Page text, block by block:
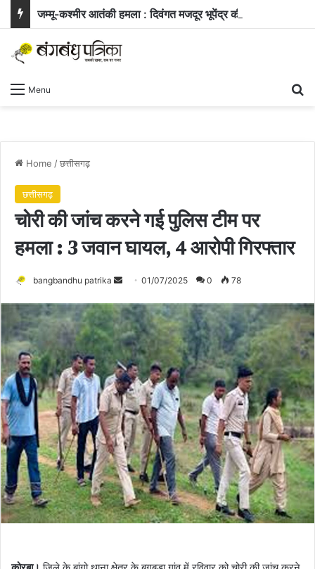
Menu
Home /छत्तीसगढ़
छत्तीसगढ़
चोरी की जांच करने गई पुलिस टीम पर
हमला : 3 जवान घायल, 4 आरोपी गिरफ्तार
bangbandhu patrika
Send
email
01/07/2025 0 78